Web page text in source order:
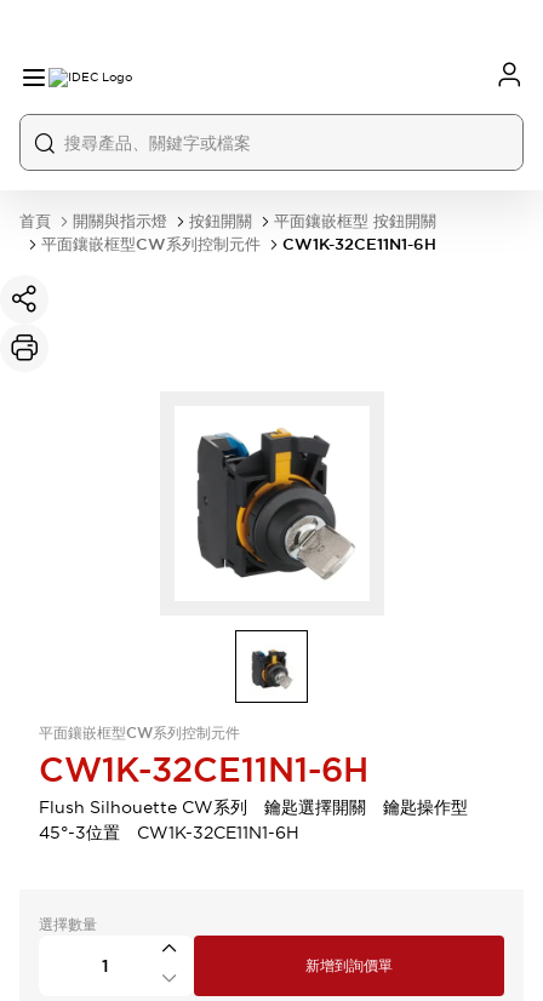
首頁 開關與指示燈 按鈕開關
平面鑲嵌框型 按鈕開關
平面鑲嵌框型CW系列控制元件
CW1K-32CE11N1-6H
平面鑲嵌框型CW系列控制元件
CW1K-32CE11N1-6H
Flush Silhouette CW系列 鑰匙選擇開關 鑰匙操作型
45°-3位置 CW1K-32CE11N1-6H
選擇數量
新增到詢價單